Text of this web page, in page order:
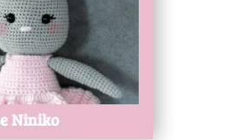
Niniko